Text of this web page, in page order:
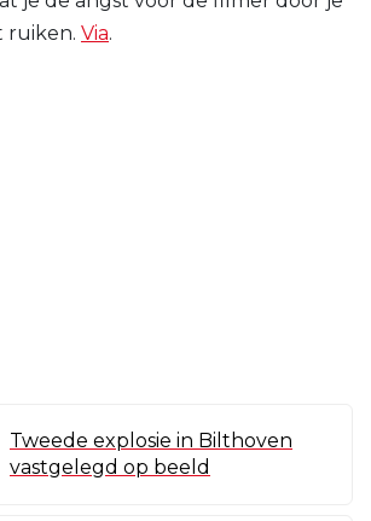
ruiken. Via.
Tweede explosie in Bilthoven
vastgelegd op beeld